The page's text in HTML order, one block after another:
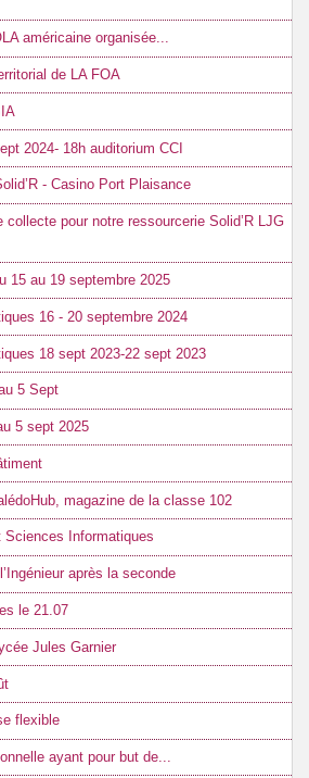
américaine organisée...
de LA FOA
2024- 18h auditorium CCI
- Casino Port Plaisance
pour notre ressourcerie Solid’R LJG
15 au 19 septembre 2025
16 - 20 septembre 2024
18 sept 2023-22 sept 2023
5 Sept
5 sept 2025
magazine de la classe 102
Informatiques
après la seconde
le 21.07
Jules Garnier
flexible
ayant pour but de...